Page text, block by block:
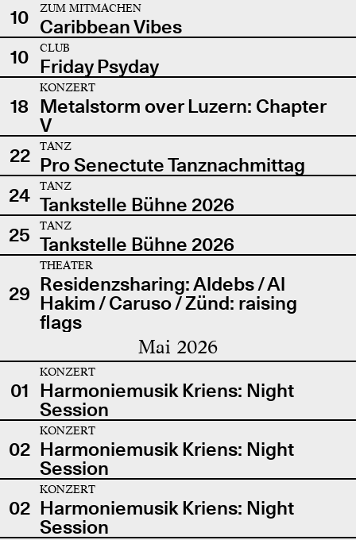
10
ZUM MITMACHEN
Caribbean Vibes
10
CLUB
Friday Psyday
18
KONZERT
Metalstorm over Luzern: Chapter
V
22
TANZ
Pro Senectute Tanznachmittag
24
TANZ
Tankstelle Bühne 2026
25
TANZ
Tankstelle Bühne 2026
29
THEATER
Residenzsharing: Aldebs / Al
Hakim / Caruso / Zünd: raising
flags
Mai 2026
01
KONZERT
Harmoniemusik Kriens: Night
Session
02
KONZERT
Harmoniemusik Kriens: Night
Session
02
KONZERT
Harmoniemusik Kriens: Night
Session